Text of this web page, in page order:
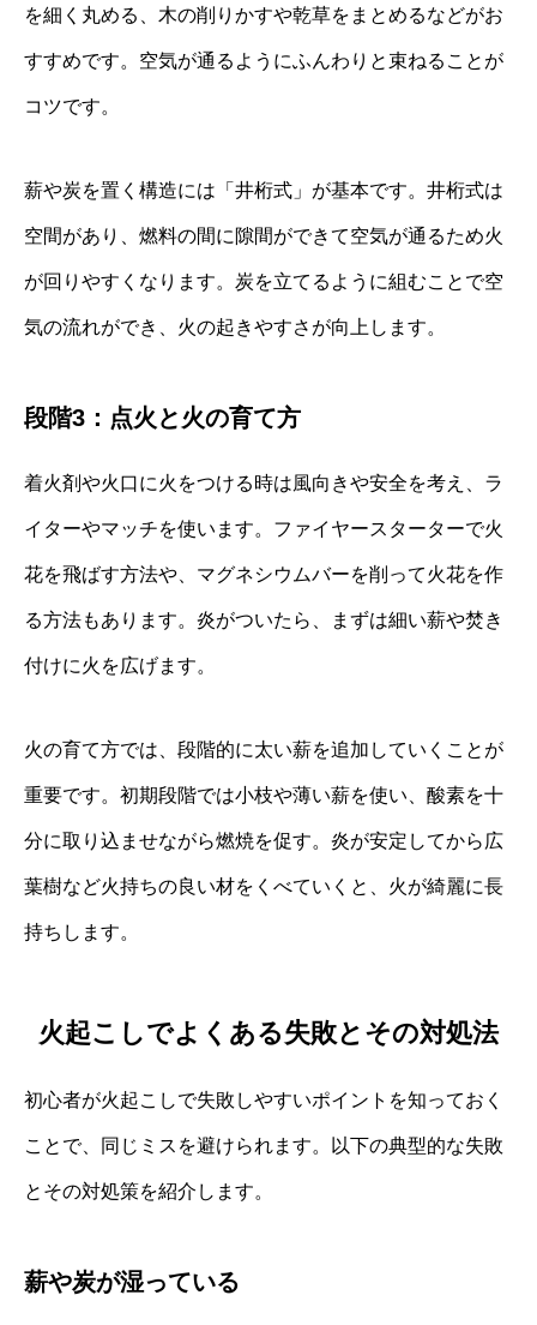
を細く丸める、木の削りかすや乾草をまとめるなどがお
すすめです。空気が通るようにふんわりと束ねることが
コツです。
薪や炭を置く構造には「井桁式」が基本です。井桁式は
空間があり、燃料の間に隙間ができて空気が通るため火
が回りやすくなります。炭を立てるように組むことで空
気の流れができ、火の起きやすさが向上します。
段階3：点火と火の育て方
着火剤や火口に火をつける時は風向きや安全を考え、ラ
イターやマッチを使います。ファイヤースターターで火
花を飛ばす方法や、マグネシウムバーを削って火花を作
る方法もあります。炎がついたら、まずは細い薪や焚き
付けに火を広げます。
火の育て方では、段階的に太い薪を追加していくことが
重要です。初期段階では小枝や薄い薪を使い、酸素を十
分に取り込ませながら燃焼を促す。炎が安定してから広
葉樹など火持ちの良い材をくべていくと、火が綺麗に長
持ちします。
火起こしでよくある失敗とその対処法
初心者が火起こしで失敗しやすいポイントを知っておく
ことで、同じミスを避けられます。以下の典型的な失敗
とその対処策を紹介します。
薪や炭が湿っている